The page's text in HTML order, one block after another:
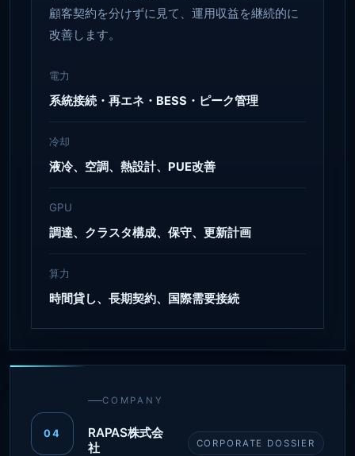
顧客契約を分けずに見て、運用収益を継続的に
改善します。
電力
系統接続・再エネ・BESS・ピーク管理
冷却
液冷、空調、熱設計、PUE改善
GPU
調達、クラスタ構成、保守、更新計画
算力
時間貸し、長期契約、国際需要接続
04
COMPANY
RAPAS株式会
社
CORPORATE DOSSIER